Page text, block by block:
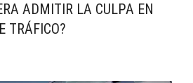
ADMITIR LA CULPA EN
TRÁFICO?